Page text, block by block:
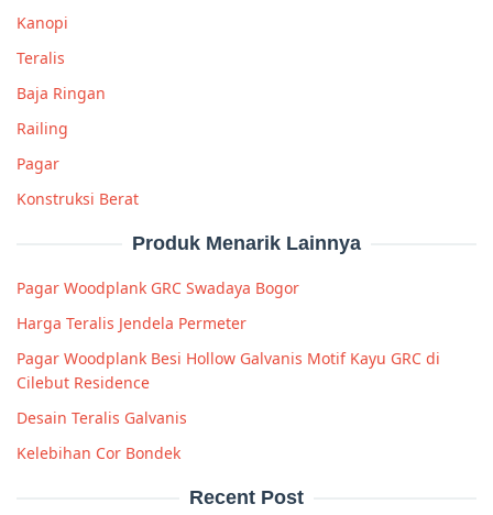
Kanopi
Teralis
Baja Ringan
Railing
Pagar
Konstruksi Berat
Produk Menarik Lainnya
Pagar Woodplank GRC Swadaya Bogor
Harga Teralis Jendela Permeter
Pagar Woodplank Besi Hollow Galvanis Motif Kayu GRC di
Cilebut Residence
Desain Teralis Galvanis
Kelebihan Cor Bondek
Recent Post